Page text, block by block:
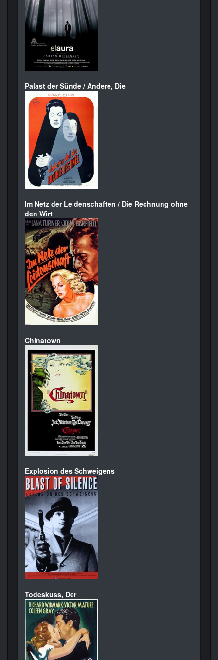
Palast der Sünde / Andere, Die
Im Netz der Leidenschaften / Die Rechnung ohne
den Wirt
Chinatown
Explosion des Schweigens
Todeskuss, Der